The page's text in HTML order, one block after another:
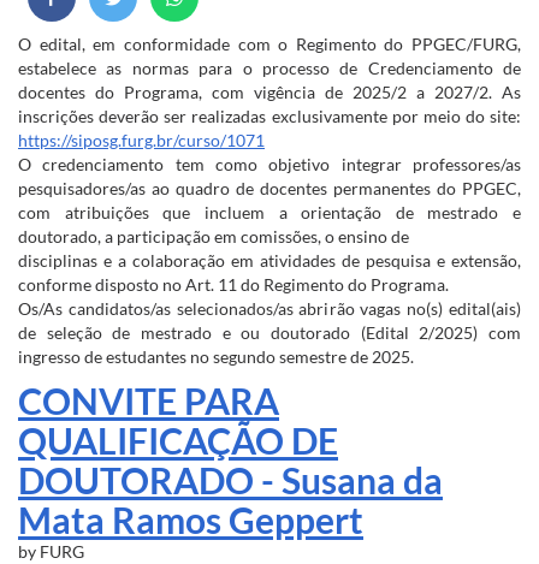
O edital, em conformidade com o Regimento do PPGEC/FURG,
estabelece as normas para o processo de Credenciamento de
docentes do Programa, com vigência de 2025/2 a 2027/2. As
inscrições deverão ser realizadas exclusivamente por meio do site:
https://siposg.furg.br/curso/1071
O credenciamento tem como objetivo integrar professores/as
pesquisadores/as ao quadro de docentes permanentes do PPGEC,
com atribuições que incluem a orientação de mestrado e
doutorado, a participação em comissões, o ensino de
disciplinas e a colaboração em atividades de pesquisa e extensão,
conforme disposto no Art. 11 do Regimento do Programa.
Os/As candidatos/as selecionados/as abrirão vagas no(s) edital(ais)
de seleção de mestrado e ou doutorado (Edital 2/2025) com
ingresso de estudantes no segundo semestre de 2025.
CONVITE PARA
QUALIFICAÇÃO DE
DOUTORADO - Susana da
Mata Ramos Geppert
by FURG